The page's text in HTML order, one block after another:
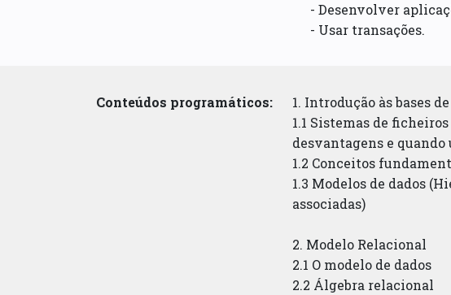
- Desenvolver
- Usar transações.
Conteúdos programáticos:
1. Introdução às bases
1.1 Sistemas de
desvantagens e quando
1.2 Conceitos
1.3 Modelos de dados
associadas)
2. Modelo Relacional
2.1 O modelo de dados
2.2 Álgebra relacional